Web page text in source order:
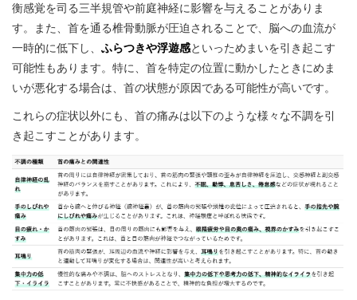
衡感覚を司る三半規管や前庭神経に影響を与えることがありま
す。また、首を通る椎骨動脈が圧迫されることで、脳への血流が
一時的に低下し、 ふらつきや浮遊感といっためまいを引き起こす
可能性もあります。特に、首を特定の位置に動かしたときにめま
いが悪化する場合は、首の状態が原因である可能性が高いです。
これらの症状以外にも、首の痛みは以下のような様々な不調を引
き起こすことがあります。